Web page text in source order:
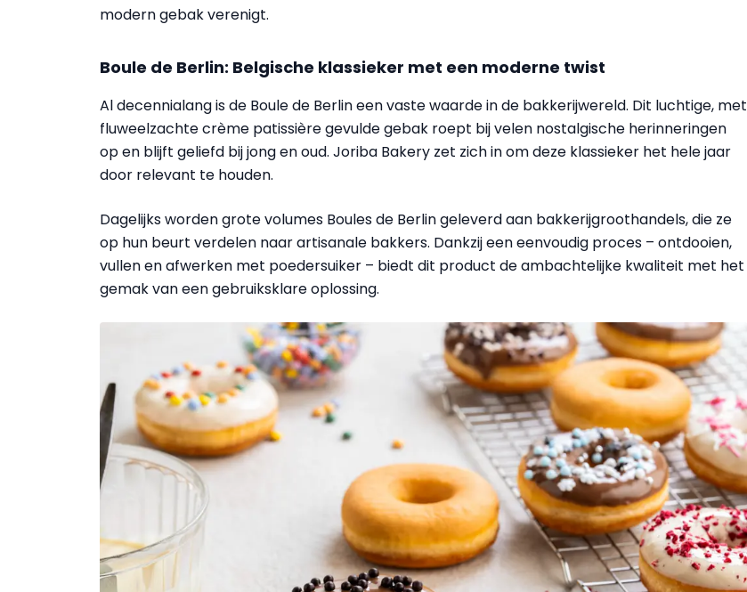
modern gebak verenigt.
Boule de Berlin: Belgische klassieker met een moderne twist
Al decennialang is de Boule de Berlin een vaste waarde in de bakkerijwereld. Dit luchtige, met
fluweelzachte crème patissière gevulde gebak roept bij velen nostalgische herinneringen
op en blijft geliefd bij jong en oud. Joriba Bakery zet zich in om deze klassieker het hele jaar
door relevant te houden.
Dagelijks worden grote volumes Boules de Berlin geleverd aan bakkerijgroothandels, die ze
op hun beurt verdelen naar artisanale bakkers. Dankzij een eenvoudig proces – ontdooien,
vullen en afwerken met poedersuiker – biedt dit product de ambachtelijke kwaliteit met het
gemak van een gebruiksklare oplossing.